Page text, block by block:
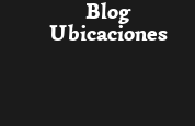
Blog
Ubicaciones